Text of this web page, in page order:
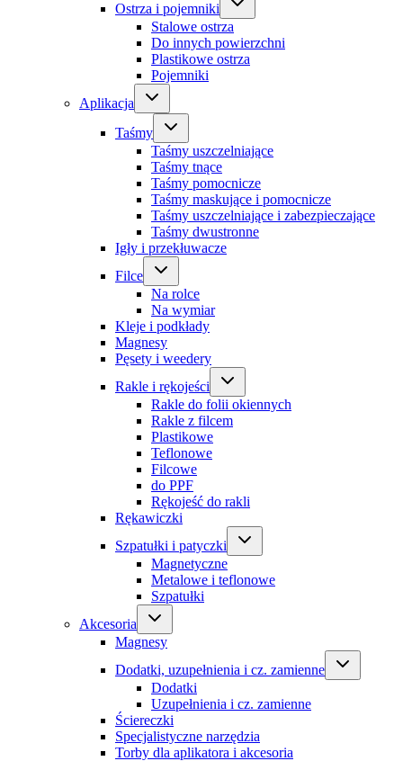
Ostrza i pojemniki
Stalowe ostrza
Do innych powierzchni
Plastikowe ostrza
Pojemniki
Aplikacja
Taśmy
Taśmy uszczelniające
Taśmy tnące
Taśmy pomocnicze
Taśmy maskujące i pomocnicze
Taśmy uszczelniające i zabezpieczające
Taśmy dwustronne
Igły i przekłuwacze
Filce
Na rolce
Na wymiar
Kleje i podkłady
Magnesy
Pęsety i weedery
Rakle i rękojeści
Rakle do folii okiennych
Rakle z filcem
Plastikowe
Teflonowe
Filcowe
do PPF
Rękojeść do rakli
Rękawiczki
Szpatułki i patyczki
Magnetyczne
Metalowe i teflonowe
Szpatułki
Akcesoria
Magnesy
Dodatki, uzupełnienia i cz. zamienne
Dodatki
Uzupełnienia i cz. zamienne
Ściereczki
Specjalistyczne narzędzia
Torby dla aplikatora i akcesoria